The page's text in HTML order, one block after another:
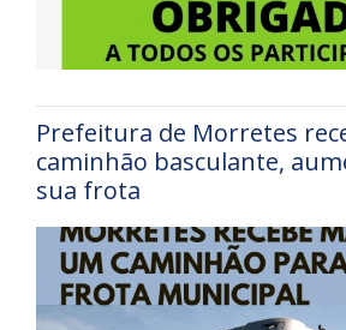
Prefeitura de Morretes
caminhão basculante,
sua frota